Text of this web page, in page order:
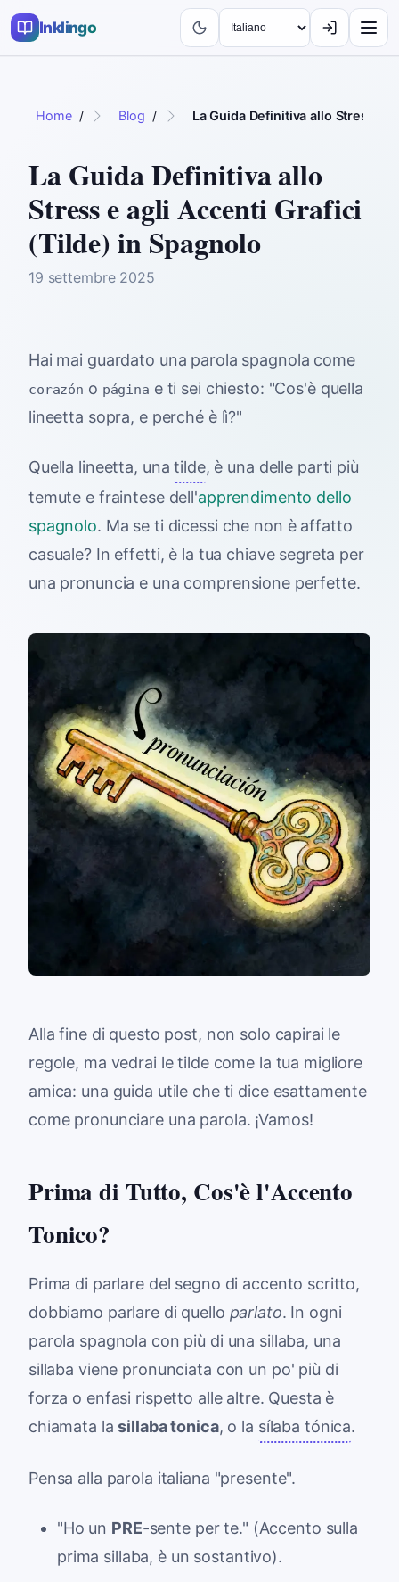
Inklingo
Home / Blog / La Guida Definitiva allo Stress e
La Guida Definitiva allo
Stress e agli Accenti Grafici
(Tilde) in Spagnolo
19 settembre 2025
Hai mai guardato una parola spagnola come
corazón o página e ti sei chiesto: "Cos'è quella
lineetta sopra, e perché è lì?"
Quella lineetta, unatilde, è una delle parti più
temute e fraintese dell'apprendimento dello
spagnolo. Ma se ti dicessi che non è affatto
casuale? In effetti, è la tua chiave segreta per
una pronuncia e una comprensione perfette.
Alla fine di questo post, non solo capirai le
regole, ma vedrai le tilde come la tua migliore
amica: una guida utile che ti dice esattamente
come pronunciare una parola. ¡Vamos!
Prima di Tutto, Cos'è l'Accento
Tonico?
Prima di parlare del segno di accento scritto,
dobbiamo parlare di quello parlato. In ogni
parola spagnola con più di una sillaba, una
sillaba viene pronunciata con un po' più di
forza o enfasi rispetto alle altre. Questa è
chiamata lasillaba tonica, o la sílaba tónica.
Pensa alla parola italiana "presente".
"Ho un PRE-sente per te." (Accento sulla
prima sillaba, è un sostantivo).